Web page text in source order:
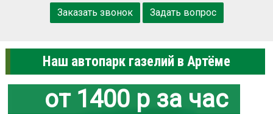
Заказать звонок Задать вопрос
Наш автопарк газелий в Артёме
от 1400 р за час